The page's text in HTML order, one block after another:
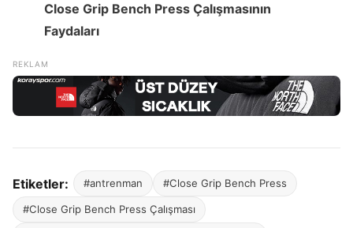
Close Grip Bench Press Çalışmasının
Faydaları
Etiketler: #antrenman #Close Grip Bench Press
#Close Grip Bench Press Çalışması